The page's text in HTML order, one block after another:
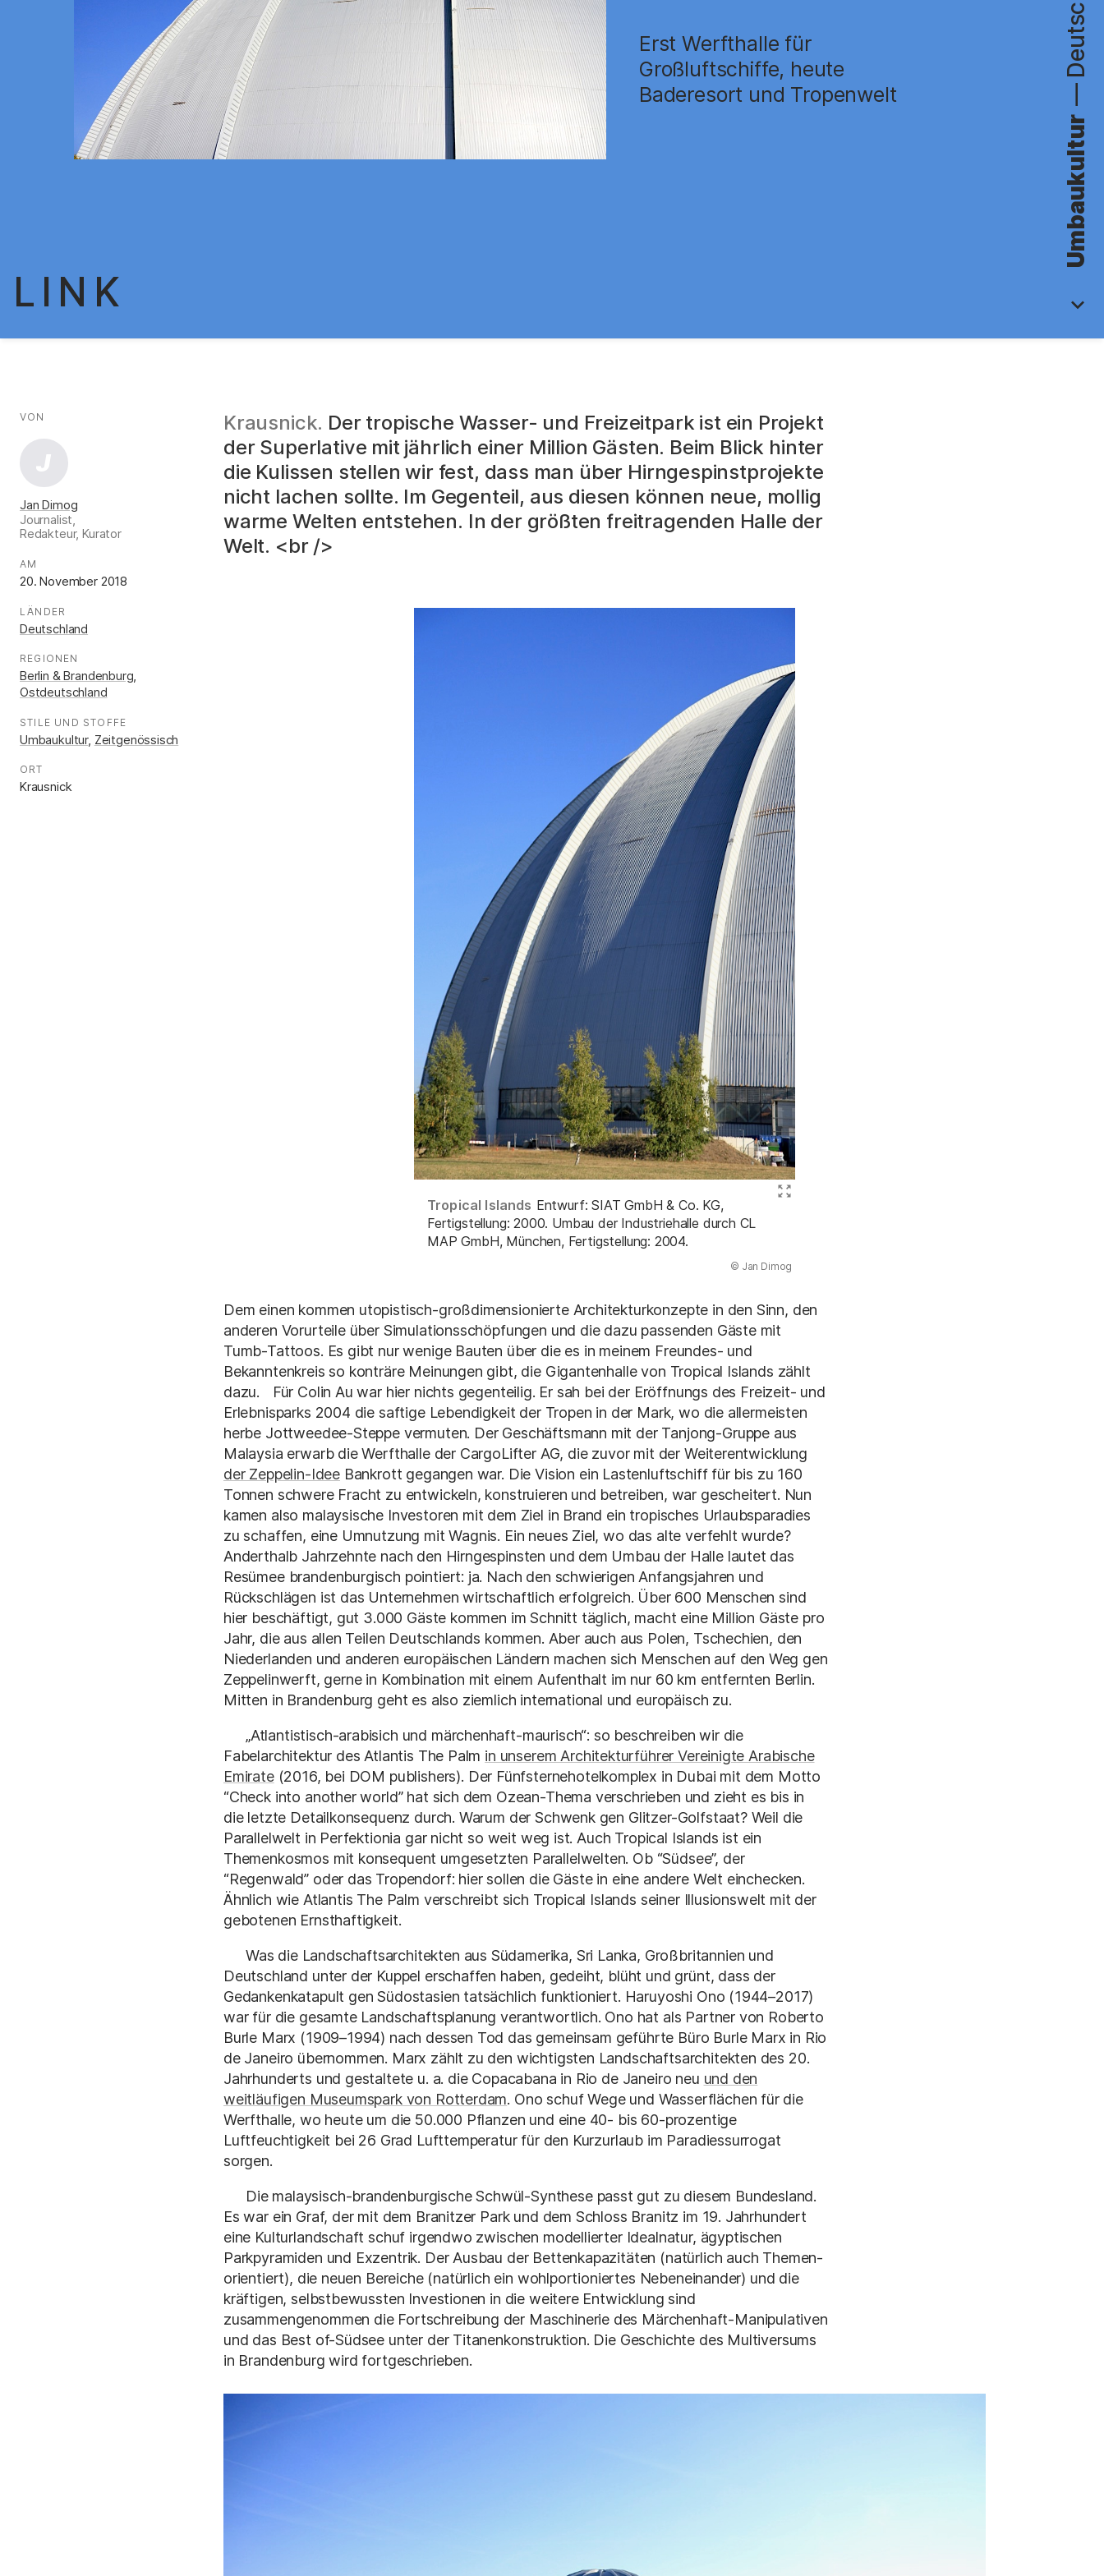
Erst Werfthalle für
Großluftschiffe, heute
Baderesort und Tropenwelt
Umbaukultur
—
Krausnick. Der tropische Wasser- und Freizeitpark ist ein Projekt
der Superlative mit jährlich einer Million Gästen. Beim Blick hinter
die Kulissen stellen wir fest, dass man über Hirngespinstprojekte
nicht lachen sollte. Im Gegenteil, aus diesen können neue, mollig
warme Welten entstehen. In der größten freitragenden Halle der
Welt. <br />
Fakten
VON
J
Jan Dimog
Journalist,
Redakteur, Kurator
AM
20. November 2018
LÄNDER
Deutschland
REGIONEN
Berlin & Brandenburg,
Ostdeutschland
STILE UND STOFFE
Umbaukultur, Zeitgenössisch
ORT
Krausnick
Tropical Islands Entwurf: SIAT GmbH & Co. KG,
Fertigstellung: 2000. Umbau der Industriehalle durch CL
MAP GmbH, München, Fertigstellung: 2004.
© Jan Dimog
Dem einen kommen utopistisch-großdimensionierte Architekturkonzepte in den Sinn, den
anderen Vorurteile über Simulationsschöpfungen und die dazu passenden Gäste mit
Tumb-Tattoos. Es gibt nur wenige Bauten über die es in meinem Freundes- und
Bekanntenkreis so konträre Meinungen gibt, die Gigantenhalle von Tropical Islands zählt
dazu. Für Colin Au war hier nichts gegenteilig. Er sah bei der Eröffnungs des Freizeit- und
Erlebnisparks 2004 die saftige Lebendigkeit der Tropen in der Mark, wo die allermeisten
herbe Jottweedee-Steppe vermuten. Der Geschäftsmann mit der Tanjong-Gruppe aus
Malaysia erwarb die Werfthalle der CargoLifter AG, die zuvor mit der Weiterentwicklung
der Zeppelin-Idee Bankrott gegangen war. Die Vision ein Lastenluftschiff für bis zu 160
Tonnen schwere Fracht zu entwickeln, konstruieren und betreiben, war gescheitert. Nun
kamen also malaysische Investoren mit dem Ziel in Brand ein tropisches Urlaubsparadies
zu schaffen, eine Umnutzung mit Wagnis. Ein neues Ziel, wo das alte verfehlt wurde?
Anderthalb Jahrzehnte nach den Hirngespinsten und dem Umbau der Halle lautet das
Resümee brandenburgisch pointiert: ja. Nach den schwierigen Anfangsjahren und
Rückschlägen ist das Unternehmen wirtschaftlich erfolgreich. Über 600 Menschen sind
hier beschäftigt, gut 3.000 Gäste kommen im Schnitt täglich, macht eine Million Gäste pro
Jahr, die aus allen Teilen Deutschlands kommen. Aber auch aus Polen, Tschechien, den
Niederlanden und anderen europäischen Ländern machen sich Menschen auf den Weg gen
Zeppelinwerft, gerne in Kombination mit einem Aufenthalt im nur 60 km entfernten Berlin.
Mitten in Brandenburg geht es also ziemlich international und europäisch zu.
„Atlantistisch-arabisich und märchenhaft-maurisch“: so beschreiben wir die
Fabelarchitektur des Atlantis The Palm in unserem Architekturführer Vereinigte Arabische
Emirate(2016, bei DOM publishers). Der Fünfsternehotelkomplex in Dubai mit dem Motto
“Check into another world” hat sich dem Ozean-Thema verschrieben und zieht es bis in
die letzte Detailkonsequenz durch. Warum der Schwenk gen Glitzer-Golfstaat? Weil die
Parallelwelt in Perfektionia gar nicht so weit weg ist. Auch Tropical Islands ist ein
Themenkosmos mit konsequent umgesetzten Parallelwelten. Ob “Südsee”, der
“Regenwald” oder das Tropendorf: hier sollen die Gäste in eine andere Welt einchecken.
Ähnlich wie Atlantis The Palm verschreibt sich Tropical Islands seiner Illusionswelt mit der
gebotenen Ernsthaftigkeit.
Was die Landschaftsarchitekten aus Südamerika, Sri Lanka, Großbritannien und
Deutschland unter der Kuppel erschaffen haben, gedeiht, blüht und grünt, dass der
Gedankenkatapult gen Südostasien tatsächlich funktioniert. Haruyoshi Ono (1944–2017)
war für die gesamte Landschaftsplanung verantwortlich. Ono hat als Partner von Roberto
Burle Marx (1909–1994) nach dessen Tod das gemeinsam geführte Büro Burle Marx in Rio
de Janeiro übernommen. Marx zählt zu den wichtigsten Landschaftsarchitekten des 20.
Jahrhunderts und gestaltete u. a. die Copacabana in Rio de Janeiro neu und den
weitläufigen Museumspark von Rotterdam. Ono schuf Wege und Wasserflächen für die
Werfthalle, wo heute um die 50.000 Pflanzen und eine 40- bis 60-prozentige
Luftfeuchtigkeit bei 26 Grad Lufttemperatur für den Kurzurlaub im Paradiessurrogat
sorgen.
Die malaysisch-brandenburgische Schwül-Synthese passt gut zu diesem Bundesland.
Es war ein Graf, der mit dem Branitzer Park und dem Schloss Branitz im 19. Jahrhundert
eine Kulturlandschaft schuf irgendwo zwischen modellierter Idealnatur, ägyptischen
Parkpyramiden und Exzentrik. Der Ausbau der Bettenkapazitäten (natürlich auch Themen-
orientiert), die neuen Bereiche (natürlich ein wohlportioniertes Nebeneinander) und die
kräftigen, selbstbewussten Investionen in die weitere Entwicklung sind
zusammengenommen die Fortschreibung der Maschinerie des Märchenhaft-Manipulativen
und das Best of-Südsee unter der Titanenkonstruktion. Die Geschichte des Multiversums
in Brandenburg wird fortgeschrieben.